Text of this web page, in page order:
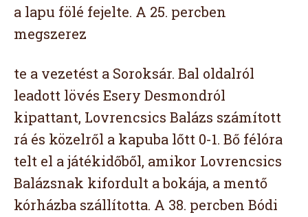
a lapu fölé fejelte. A 25. percben
megszerez
te a vezetést a Soroksár. Bal oldalról
leadott lövés Esery Desmondról
kipattant, Lovrencsics Balázs számított
rá és közelről a kapuba lőtt 0-1. Bő félóra
telt el a játékidőből, amikor Lovrencsics
Balázsnak kifordult a bokája, a mentő
kórházba szállította. A 38. percben Bódi